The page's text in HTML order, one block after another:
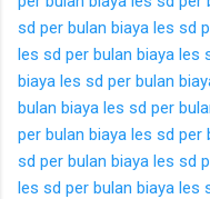
sd per bulan biaya les sd
les sd per bulan biaya les
biaya les sd per bulan
bulan biaya les sd per
per bulan biaya les sd per
sd per bulan biaya les sd
les sd per bulan biaya les